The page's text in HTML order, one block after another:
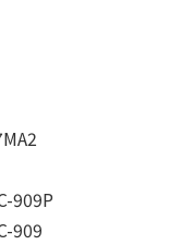
909P
909